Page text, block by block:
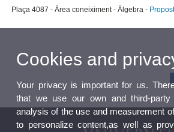
Plaça 4087 - Àrea coneiximent - Àlgebra -
Cookies and
Your privacy is important for us.
that we use our own and third-
analysis of the use and measurement
to personalize content,as well as